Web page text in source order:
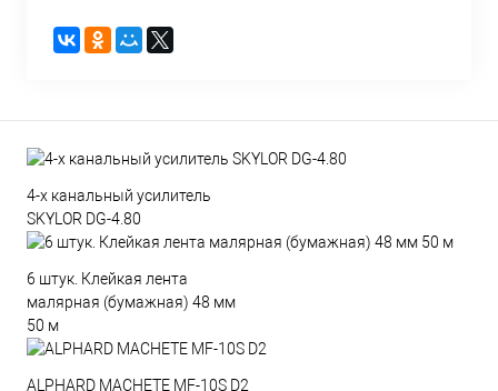
4-х канальный усилитель
SKYLOR DG-4.80
6 штук. Клейкая лента
малярная (бумажная) 48 мм
50 м
ALPHARD MACHETE MF-10S D2